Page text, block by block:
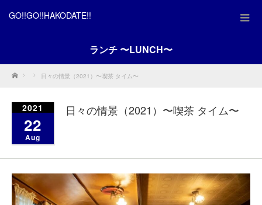
GO!!GO!!HAKODATE!!
ランチ 〜LUNCH〜
Home 日々の情景（2021）〜喫茶 タイム〜
2021
22
Aug
日々の情景（2021）〜喫茶 タイム〜